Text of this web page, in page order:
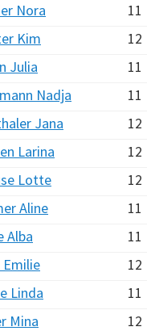
Nora 11
Kim 12
Julia 11
Nadja 11
Jana 12
Larina 12
Lotte 12
Aline 11
Alba 11
Emilie 12
Linda 11
Mina 12